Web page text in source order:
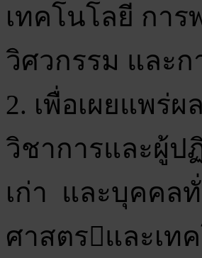
เทคโนโลยี การ
วิศวกรรม และ
2. เพื่อเผยแพร่
วิชาการและผู้ป
เก่า และบุคคล
ศาสตรและเท